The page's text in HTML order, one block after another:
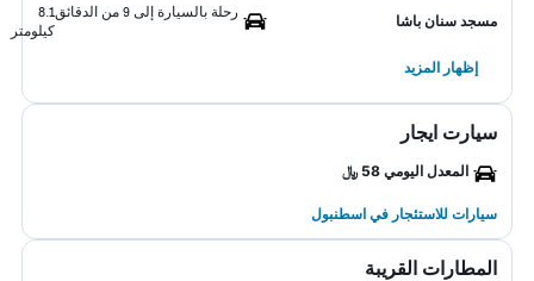
مسجد سنان باشا
رحلة بالسيارة إلى 9 من الدقائق
8.1
كيلومتر
إظهار المزيد
سيارت ايجار
المعدل اليومي 58 ﷼
سيارات للاستئجار في اسطنبول
المطارات القريبة